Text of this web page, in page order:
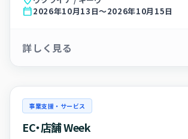
calendar_today2026年10月13日～2026年10月15日
詳しく見る
事業支援・サービス
EC・店舗 Week